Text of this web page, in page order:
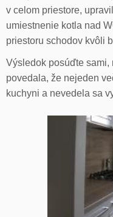
v celom priestore,
umiestnenie kotla nad
priestoru schodov kvôli
Výsledok posúďte sami,
povedala, že nejeden
kuchyni a nevedela sa